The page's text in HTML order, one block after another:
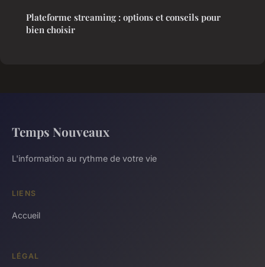
Plateforme streaming : options et conseils pour
bien choisir
Temps Nouveaux
L'information au rythme de votre vie
LIENS
Accueil
LÉGAL